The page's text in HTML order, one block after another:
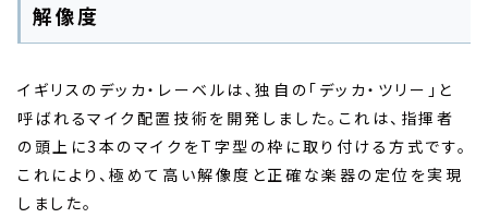
解像度
イギリスのデッカ・レーベルは、独自の「デッカ・ツリー」と
呼ばれるマイク配置技術を開発しました。これは、指揮者
の頭上に3本のマイクをT字型の枠に取り付ける方式です。
これにより、極めて高い解像度と正確な楽器の定位を実現
しました。